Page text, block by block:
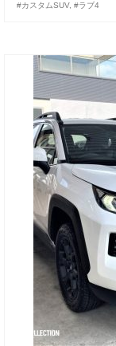
#カスタムSUV, #ラブ4